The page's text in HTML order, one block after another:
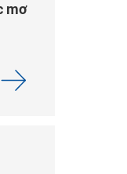
mơ